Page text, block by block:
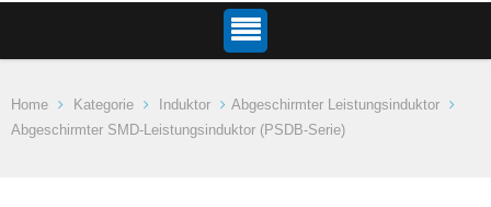
Home Kategorie Induktor
Abgeschirmter Leistungsinduktor
Abgeschirmter SMD-Leistungsinduktor (PSDB-Serie)